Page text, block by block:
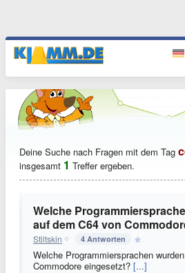
Deine Suche nach Fragen mit dem Tag
insgesamt 1 Treffer ergeben.
Welche
auf dem C64 von
Stiltskin 4 Antworten
Welche Programmiersprachen
Commodore eingesetzt? [...]